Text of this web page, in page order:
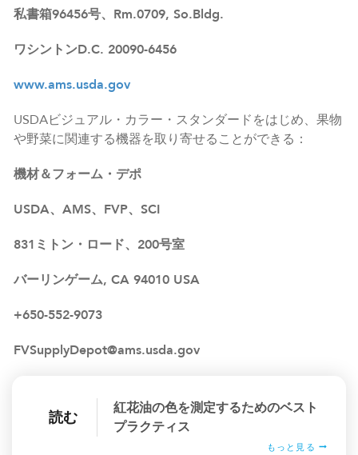
私書箱96456号、Rm.0709, So.Bldg.
ワシントンD.C. 20090-6456
www.ams.usda.gov
USDAビジュアル・カラー・スタンダードをはじめ、果物
や野菜に関連する機器を取り寄せることができる：
機材＆フォーム・デポ
USDA、AMS、FVP、SCI
831ミトン・ロード、200号室
バーリンゲーム, CA 94010 USA
+650-552-9073
FVSupplyDepot@ams.usda.gov
読む
紅花油の色を測定するためのベスト
プラクティス
もっと見る